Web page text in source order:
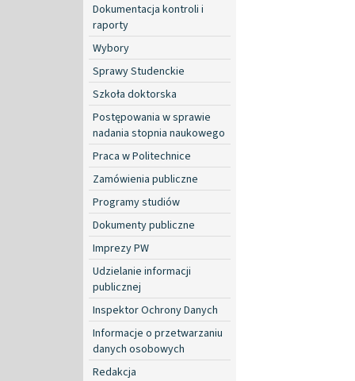
Dokumentacja kontroli i
raporty
Wybory
Sprawy Studenckie
Szkoła doktorska
Postępowania w sprawie
nadania stopnia naukowego
Praca w Politechnice
Zamówienia publiczne
Programy studiów
Dokumenty publiczne
Imprezy PW
Udzielanie informacji
publicznej
Inspektor Ochrony Danych
Informacje o przetwarzaniu
danych osobowych
Redakcja